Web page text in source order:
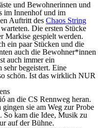
und Bewohnerinnen und
im Innenhof und im
Auftritt des Chaos String
Die ersten Stücke
Markise gespielt werden.
ein paar Stücken und die
auch die Bewohner*innen
auch immer ein
sehr begeistert. Eine
schön. Ist das wirklich NUR
an die CS Rennweg heran.
sie am Weg zur Probe
So kam die Idee, Musik zu
auf der Bühne.